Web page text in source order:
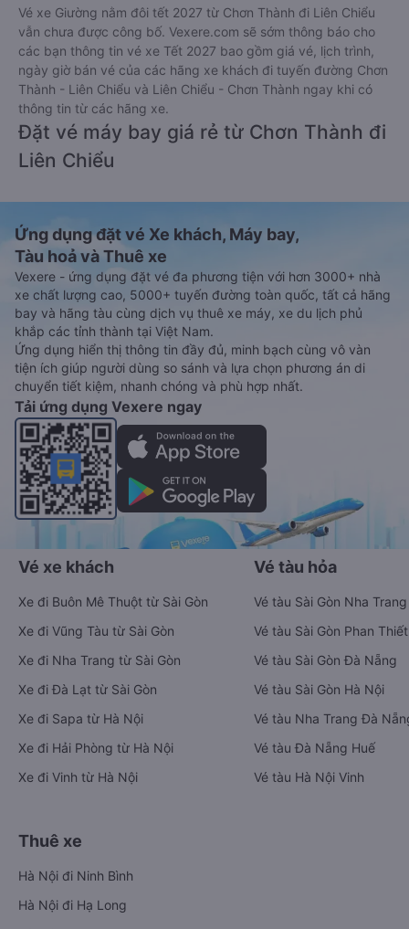
Vé xe Giường nằm đôi tết 2027 từ Chơn Thành đi Liên Chiểu
vẫn chưa được công bố. Vexere.com sẽ sớm thông báo cho
các bạn thông tin vé xe Tết 2027 bao gồm giá vé, lịch trình,
ngày giờ bán vé của các hãng xe khách đi tuyến đường Chơn
Thành - Liên Chiểu và Liên Chiểu - Chơn Thành ngay khi có
thông tin từ các hãng xe.
Đặt vé máy bay giá rẻ từ Chơn Thành đi
Liên Chiểu
Ứng dụng đặt vé Xe khách, Máy bay,
Tàu hoả và Thuê xe
Vexere - ứng dụng đặt vé đa phương tiện với hơn 3000+ nhà
xe chất lượng cao, 5000+ tuyến đường toàn quốc, tất cả hãng
bay và hãng tàu cùng dịch vụ thuê xe máy, xe du lịch phủ
khắp các tỉnh thành tại Việt Nam.
Ứng dụng hiển thị thông tin đầy đủ, minh bạch cùng vô vàn
tiện ích giúp người dùng so sánh và lựa chọn phương án di
chuyển tiết kiệm, nhanh chóng và phù hợp nhất.
Tải ứng dụng Vexere ngay
Vé xe khách
Xe đi Buôn Mê Thuột từ Sài Gòn
Xe đi Vũng Tàu từ Sài Gòn
Xe đi Nha Trang từ Sài Gòn
Xe đi Đà Lạt từ Sài Gòn
Xe đi Sapa từ Hà Nội
Xe đi Hải Phòng từ Hà Nội
Xe đi Vinh từ Hà Nội
Vé tàu hỏa
Vé tàu Sài Gòn Nha Trang
Vé tàu Sài Gòn Phan Thiết
Vé tàu Sài Gòn Đà Nẵng
Vé tàu Sài Gòn Hà Nội
Vé tàu Nha Trang Đà
Vé tàu Đà Nẵng Huế
Vé tàu Hà Nội Vinh
Thuê xe
Hà Nội đi Ninh Bình
Hà Nội đi Hạ Long